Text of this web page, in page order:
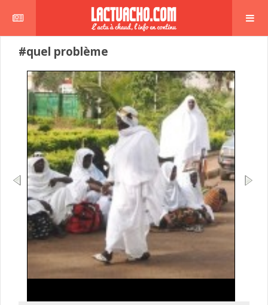
#quel problème